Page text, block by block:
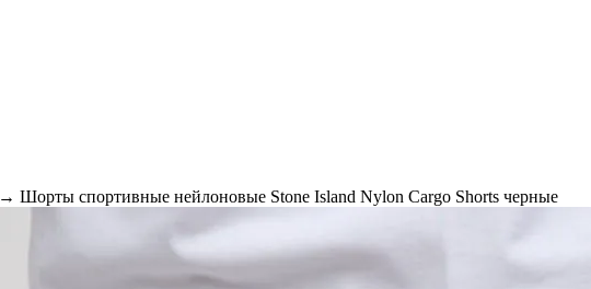
→ Шорты спортивные нейлоновые Stone Island Nylon Cargo Shorts черные